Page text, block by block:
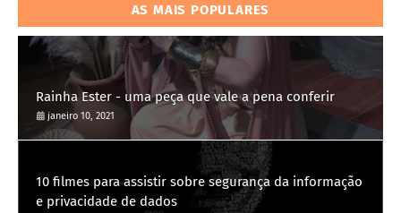
AS MAIS POPULARES
Rainha Ester - uma peça que vale a pena conferir
janeiro 10, 2021
10 filmes para assistir sobre segurança da informação
e privacidade de dados